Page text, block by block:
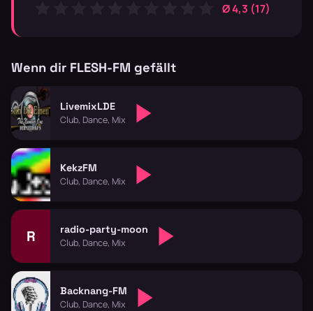
Ø 4,3 (17)
Wenn dir FLESH-FM gefällt
LivemixLDE
Club, Dance, Mix
KekzFM
Club, Dance, Mix
R radio-party-moon
Club, Dance, Mix
Backnang-FM
Club, Dance, Mix